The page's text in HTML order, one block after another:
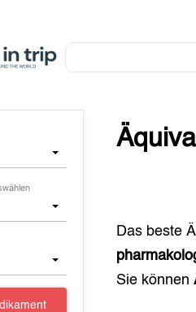
Das beste
Sie können